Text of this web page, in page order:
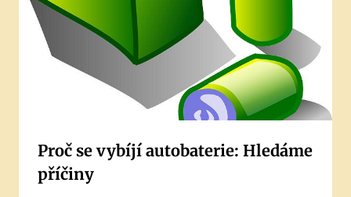
Proč se vybíjí autobaterie: Hledáme
příčiny